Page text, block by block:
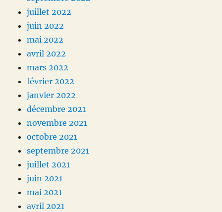
juillet 2022
juin 2022
mai 2022
avril 2022
mars 2022
février 2022
janvier 2022
décembre 2021
novembre 2021
octobre 2021
septembre 2021
juillet 2021
juin 2021
mai 2021
avril 2021